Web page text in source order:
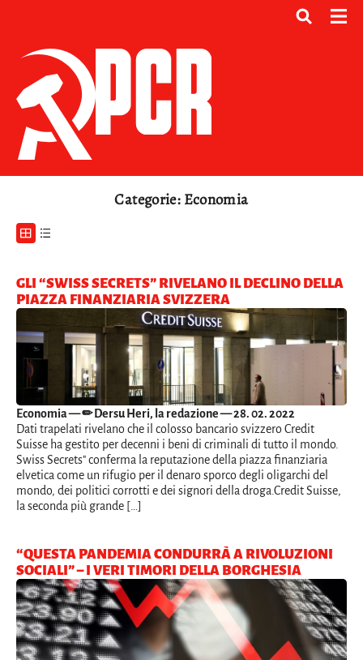
Categorie: Economia
GLI “SWISS SECRETS” RIVELANO IL DECLINO DELLA
PIAZZA FINANZIARIA SVIZZERA
Economia— ✏ Dersu Heri, la redazione — 28. 02. 2022
Dati trapelati rivelano che il colosso bancario svizzero Credit
Suisse ha gestito per decenni i beni di criminali di tutto il mondo.
Swiss Secrets" conferma la reputazione della piazza finanziaria
elvetica come un rifugio per il denaro sporco degli oligarchi del
mondo, dei politici corrotti e dei signori della droga.Credit Suisse,
la seconda più grande […]
“QUESTA PANDEMIA CONDURRÀ A RIVOLUZIONI
SOCIALI” – I VERI TIMORI DELLA BORGHESIA